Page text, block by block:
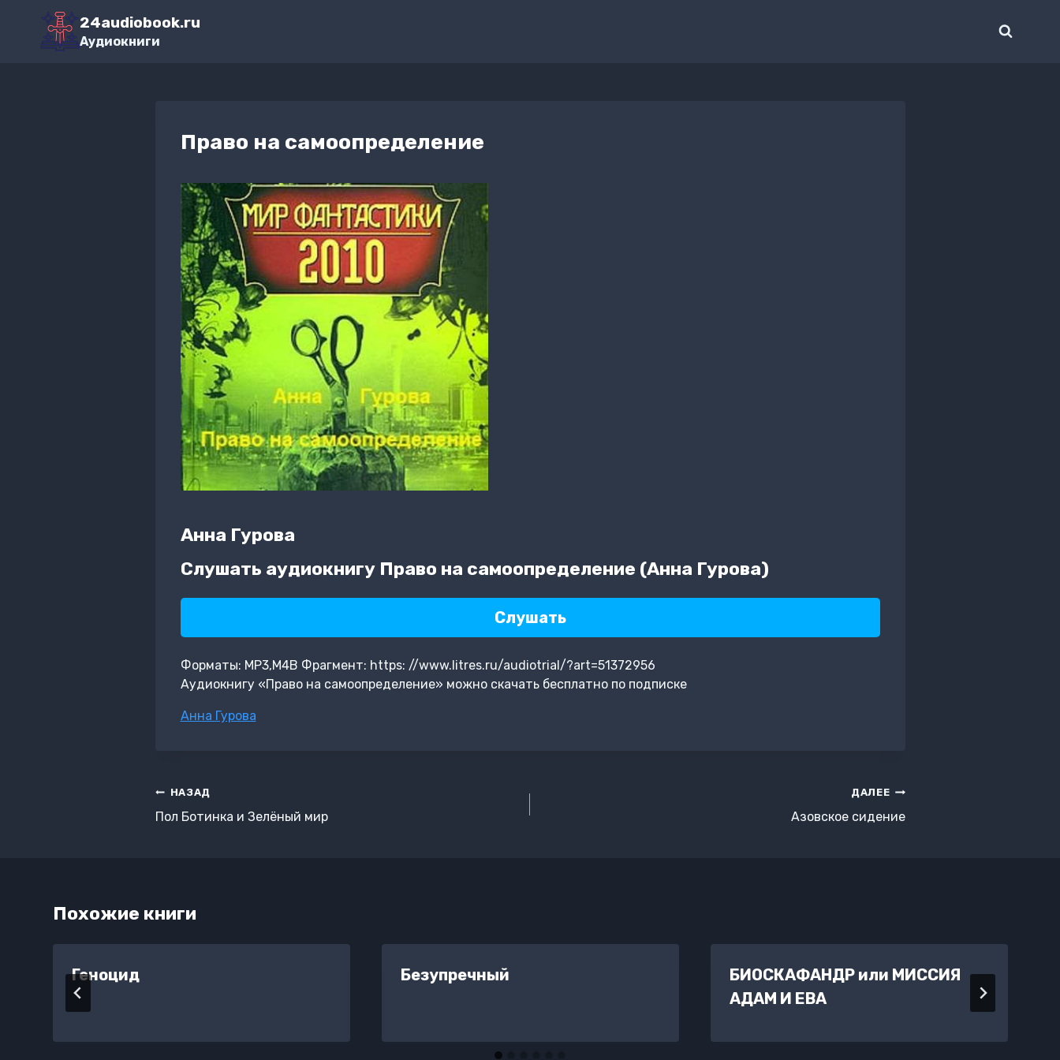
Перейти
содержимому
24audiobook.ru
Аудиокниги
Право на самоопределение
Анна Гурова
Слушать аудиокнигу Право на самоопределение (Анна Гурова)
Слушать
Форматы: MP3,M4B Фрагмент: https: //www.litres.ru/audiotrial/?art=51372956
Аудиокнигу «Право на самоопределение» можно скачать бесплатно по подписке
Метки
Анна Гурова
Навигация
по
НАЗАД
Пол Ботинка и Зелёный мир
ДАЛЕЕ
Азовское сидение
Похожие книги
Геноцид Безупречный
БИОСКАФАНДР или МИССИЯ
АДАМ И ЕВА